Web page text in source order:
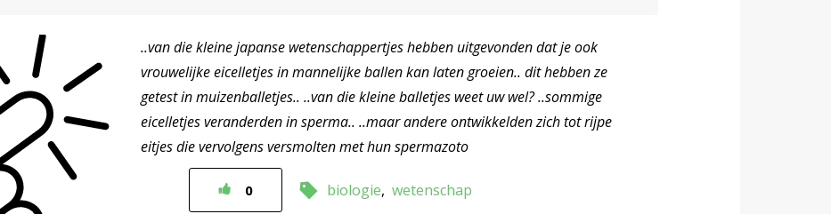
..van die kleine japanse wetenschappertjes hebben uitgevonden dat je ook
vrouwelijke eicelletjes in mannelijke ballen kan laten groeien.. dit hebben ze
getest in muizenballetjes.. ..van die kleine balletjes weet uw wel? ..sommige
eicelletjes veranderden in sperma.. ..maar andere ontwikkelden zich tot rijpe
eitjes die vervolgens versmolten met hun spermazoto
0 biologie wetenschap